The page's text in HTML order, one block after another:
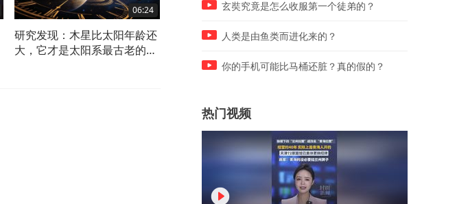
06:24
研究发现：木星比太阳年龄还
大，它才是太阳系最古老的天
05:52
如果把月球换成木星，两个小
为啥人类至今都没有发现外
吗？
玄奘究竟是怎么收服第一个徒弟的？
人类是由鱼类而进化来的？
你的手机可能比马桶还脏？真的假的？
热门视频